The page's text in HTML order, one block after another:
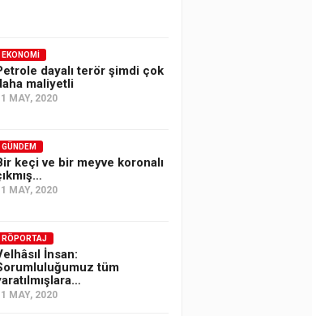
EKONOMI
dayalı terör şimdi çok
maliyetli
MAY, 2020
GÜNDEM
keçi ve bir meyve koronalı
MAY, 2020
RÖPORTAJ
İnsan:
tüm
MAY, 2020